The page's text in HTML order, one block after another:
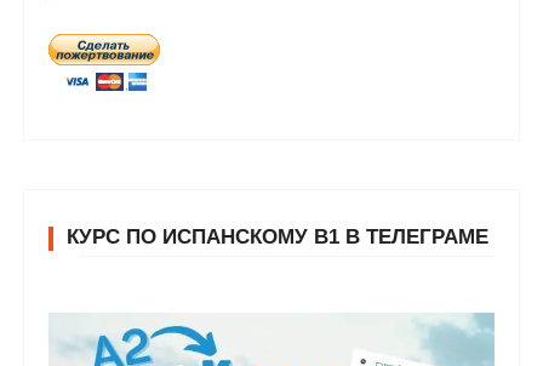
КУРС ПО ИСПАНСКОМУ В1 В ТЕЛЕГРАМЕ